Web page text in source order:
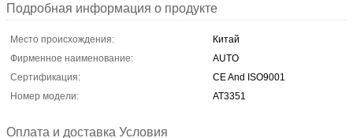
Подробная информация о продукте
Место происхождения:
Китай
Фирменное наименование:
AUTO
Сертификация:
CE And ISO9001
Номер модели:
AT3351
Оплата и доставка Условия